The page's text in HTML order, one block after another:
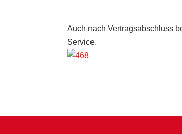
Auch nach Vertragsabschluss
Service.